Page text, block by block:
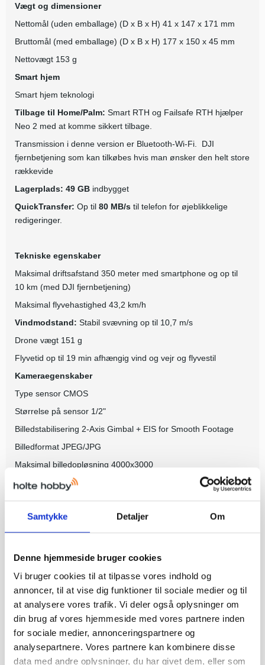
Samtykke Detaljer Om
Denne hjemmeside bruger cookies
Vi bruger cookies til at tilpasse vores indhold og
annoncer, til at vise dig funktioner til sociale medier og til
at analysere vores trafik. Vi deler også oplysninger om
din brug af vores hjemmeside med vores partnere inden
for sociale medier, annonceringspartnere og
analysepartnere. Vores partnere kan kombinere disse
data med andre oplysninger, du har givet dem, eller som
Vægt og dimensioner
Nettomål (uden emballage) (D x B x H) 41 x 147 x 171 mm
Bruttomål (med emballage) (D x B x H) 177 x 150 x 45 mm
Nettovægt 153 g
Smart hjem
Smart hjem teknologi
Tilbage til Home/Palm: Smart RTH og Failsafe RTH hjælper
Neo 2 med at komme sikkert tilbage.
Transmission i denne version er Bluetooth-Wi-Fi. DJI
fjernbetjening som kan tilkøbes hvis man ønsker den helt store
rækkevide
Lagerplads: 49 GB indbygget
QuickTransfer: Op til 80 MB/s til telefon for øjeblikkelige
redigeringer.
Tekniske egenskaber
Maksimal driftsafstand 350 meter med smartphone og op til
10 km (med DJI fjernbetjening)
Maksimal flyvehastighed 43,2 km/h
Vindmodstand: Stabil svævning op til 10,7 m/s
Drone vægt 151 g
Flyvetid op til 19 min afhængig vind og vejr og flyvestil
Kameraegenskaber
Type sensor CMOS
Størrelse på sensor 1/2"
Billedstabilisering 2-Axis Gimbal + EIS for Smooth Footage
Billedformat JPEG/JPG
Maksimal billedopløsning 4000x3000
Videoopløsning
1080p, 100 fps1080p, 30 fps1080p, 50 fps1080p, 60 fps4K,
100 fps4K, 30 fps4K, 50 fps4K, 60 fps
Billedkvalitet 12 megapixels
Relaterede produkter